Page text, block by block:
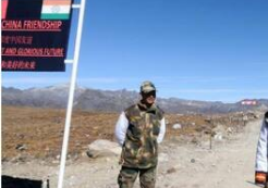
அருணாச்சல்
பகுதிகளுக்கு
இந்தியா கடும்
எழுதியவர் Sindhuja SM Apr 04,